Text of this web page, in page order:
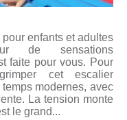
enfants et adultes
de sensations
faite pour vous. Pour
cet escalier
modernes, avec
La tension monte
le grand...